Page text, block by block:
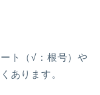
ト（√：根号）や
あります。